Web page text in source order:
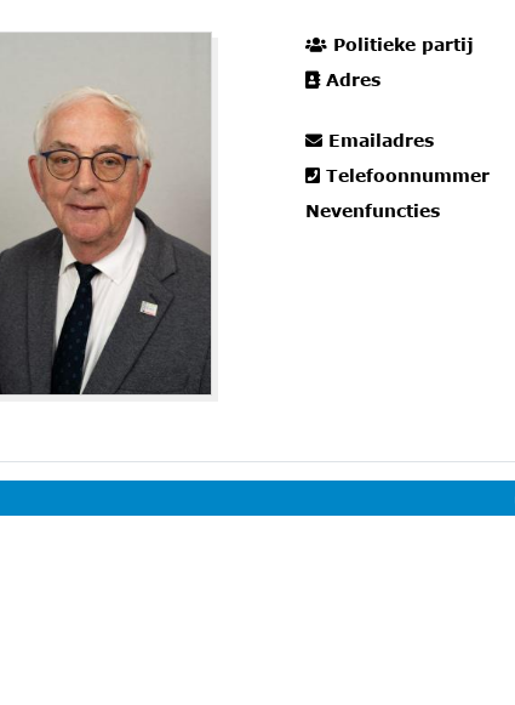
Politieke partij
Adres
Emailadres
Telefoonnummer
Nevenfuncties